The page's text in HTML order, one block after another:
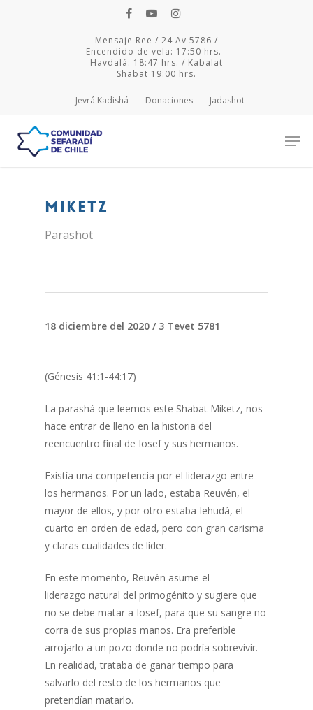
Mensaje Ree / 24 Av 5786 /
Encendido de vela: 17:50 hrs. -
Havdalá: 18:47 hrs. / Kabalat
Shabat 19:00 hrs.
Jevrá Kadishá Donaciones Jadashot
Hit enter to search or ESC to close
Miketz
Parashot
18 diciembre del 2020 / 3 Tevet 5781
(Génesis 41:1-44:17)
La parashá que leemos este Shabat Miketz, nos
hace entrar de lleno en la historia del
reencuentro final de Iosef y sus hermanos.
Existía una competencia por el liderazgo entre
los hermanos. Por un lado, estaba Reuvén, el
mayor de ellos, y por otro estaba Iehudá, el
cuarto en orden de edad, pero con gran carisma
y claras cualidades de líder.
En este momento, Reuvén asume el
liderazgo natural del primogénito y sugiere que
no se debe matar a Iosef, para que su sangre no
corra de sus propias manos. Era preferible
arrojarlo a un pozo donde no podría sobrevivir.
En realidad, trataba de ganar tiempo para
salvarlo del resto de los hermanos que
pretendían matarlo.